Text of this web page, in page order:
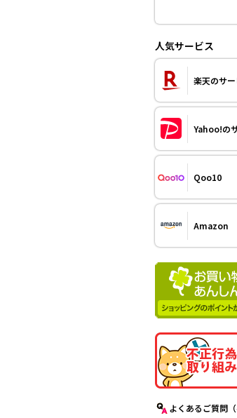
人気サービス
楽天のサ
Yahoo!の
Qoo10
Amazon
よくあるご質問（